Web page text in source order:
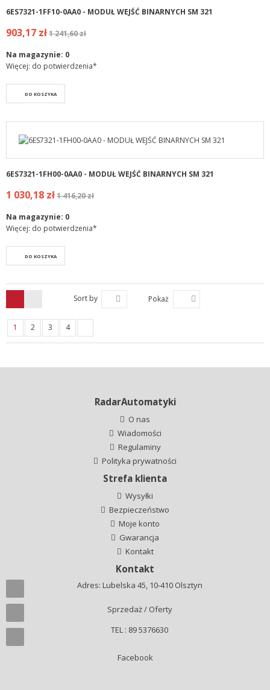
6ES7321-1FF10-0AA0 - MODUŁ WEJŚĆ BINARNYCH SM 321
903,17 zł1 241,60 zł
Na magazynie: 0
Więcej: do potwierdzenia*
DO KOSZYKA
6ES7321-1FH00-0AA0 - MODUŁ WEJŚĆ BINARNYCH SM 321
1 030,18 zł1 416,20 zł
Na magazynie: 0
Więcej: do potwierdzenia*
DO KOSZYKA
Sort by Pokaż
1 2 3 4
RadarAutomatyki
O nas
Wiadomości
Regulaminy
Polityka prywatności
Strefa klienta
Wysyłki
Bezpieczeństwo
Moje konto
Gwarancja
Kontakt
Kontakt
Adres: Lubelska 45, 10-410 Olsztyn
Sprzedaż / Oferty
TEL : 89 5376630
Facebook